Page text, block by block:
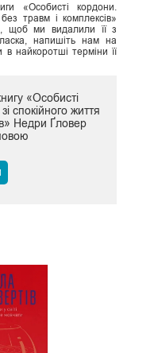
«Особисті кордони.
травм і комплексів»
щоб ми видалили її з
напишіть нам на
найкоротші терміни її
«Особисті
спокійного життя
Недри Ґловер